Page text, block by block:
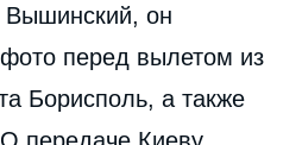
Вышинский, он
перед вылетом из
Борисполь, а также
передаче Киеву